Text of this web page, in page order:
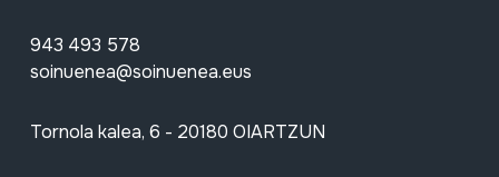
943 493 578
soinuenea@soinuenea.eus
Tornola kalea, 6 - 20180 OIARTZUN